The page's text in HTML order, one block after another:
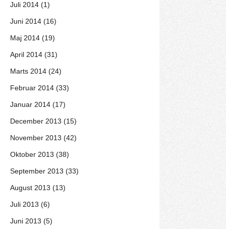
Juli 2014 (1)
Juni 2014 (16)
Maj 2014 (19)
April 2014 (31)
Marts 2014 (24)
Februar 2014 (33)
Januar 2014 (17)
December 2013 (15)
November 2013 (42)
Oktober 2013 (38)
September 2013 (33)
August 2013 (13)
Juli 2013 (6)
Juni 2013 (5)